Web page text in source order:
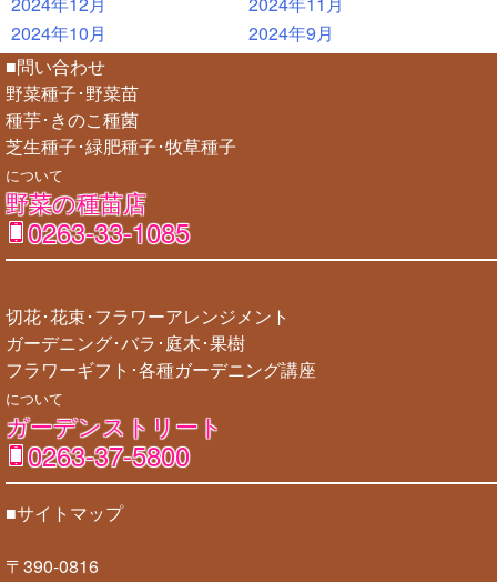
2024年10月
2024年9月
■問い合わせ
野菜種子･野菜苗
種芋･きのこ種菌
芝生種子･緑肥種子･牧草種子
について
野菜の種苗店
0263-33-1085
切花･花束･フラワーアレンジメント
ガーデニング･バラ･庭木･果樹
フラワーギフト･各種ガーデニング講座
について
ガーデンストリート
0263-37-5800
■サイトマップ
〒390-0816